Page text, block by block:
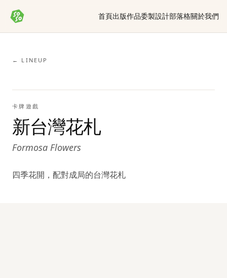
首頁出版作品委製設計部落格關於我們
← LINEUP
卡牌遊戲
新台灣花札
Formosa Flowers
四季花開，配對成局的台灣花札